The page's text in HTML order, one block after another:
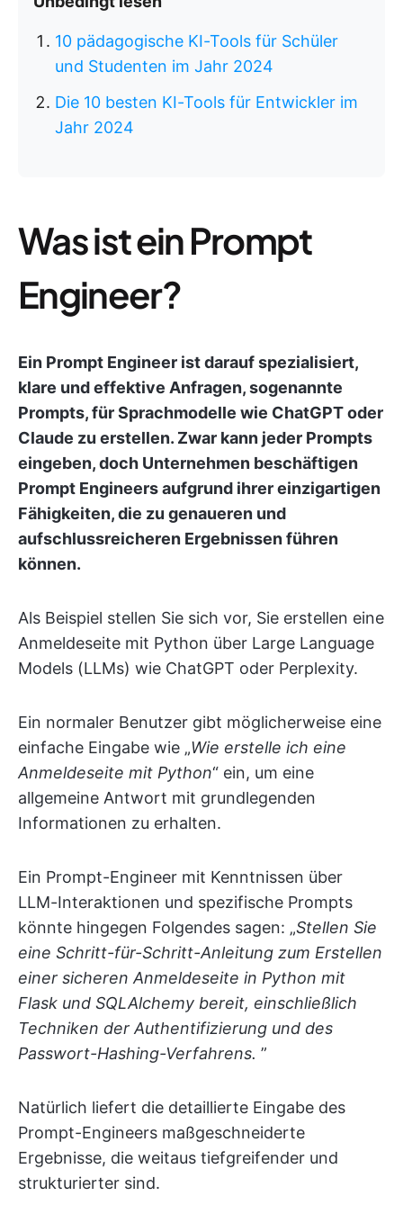
10 pädagogische KI-Tools für Schüler
und Studenten im Jahr 2024
Die 10 besten KI-Tools für Entwickler im
Jahr 2024
Was ist ein Prompt
Engineer?
Ein Prompt Engineer ist darauf spezialisiert,
klare und effektive Anfragen, sogenannte
Prompts, für Sprachmodelle wie ChatGPT oder
Claude zu erstellen. Zwar kann jeder Prompts
eingeben, doch Unternehmen beschäftigen
Prompt Engineers aufgrund ihrer einzigartigen
Fähigkeiten, die zu genaueren und
aufschlussreicheren Ergebnissen führen
können.
Als Beispiel stellen Sie sich vor, Sie erstellen eine
Anmeldeseite mit Python über Large Language
Models (LLMs) wie ChatGPT oder Perplexity.
Ein normaler Benutzer gibt möglicherweise eine
einfache Eingabe wie „Wie erstelle ich eine
Anmeldeseite mit Python“ ein, um eine
allgemeine Antwort mit grundlegenden
Informationen zu erhalten.
Ein Prompt-Engineer mit Kenntnissen über
LLM-Interaktionen und spezifische Prompts
könnte hingegen Folgendes sagen: „Stellen Sie
eine Schritt-für-Schritt-Anleitung zum Erstellen
einer sicheren Anmeldeseite in Python mit
Flask und SQLAlchemy bereit, einschließlich
Techniken der Authentifizierung und des
Passwort-Hashing-Verfahrens. ”
Natürlich liefert die detaillierte Eingabe des
Prompt-Engineers maßgeschneiderte
Ergebnisse, die weitaus tiefgreifender und
strukturierter sind.